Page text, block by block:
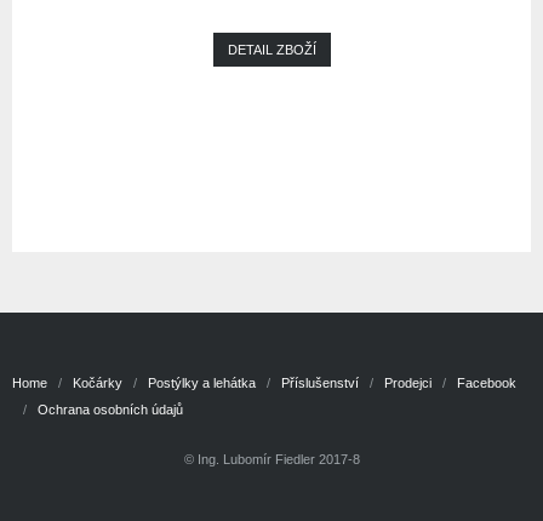
DETAIL ZBOŽÍ
Home Kočárky Postýlky a lehátka Příslušenství Prodejci
Facebook
Ochrana osobních údajů
© Ing. Lubomír Fiedler 2017-8